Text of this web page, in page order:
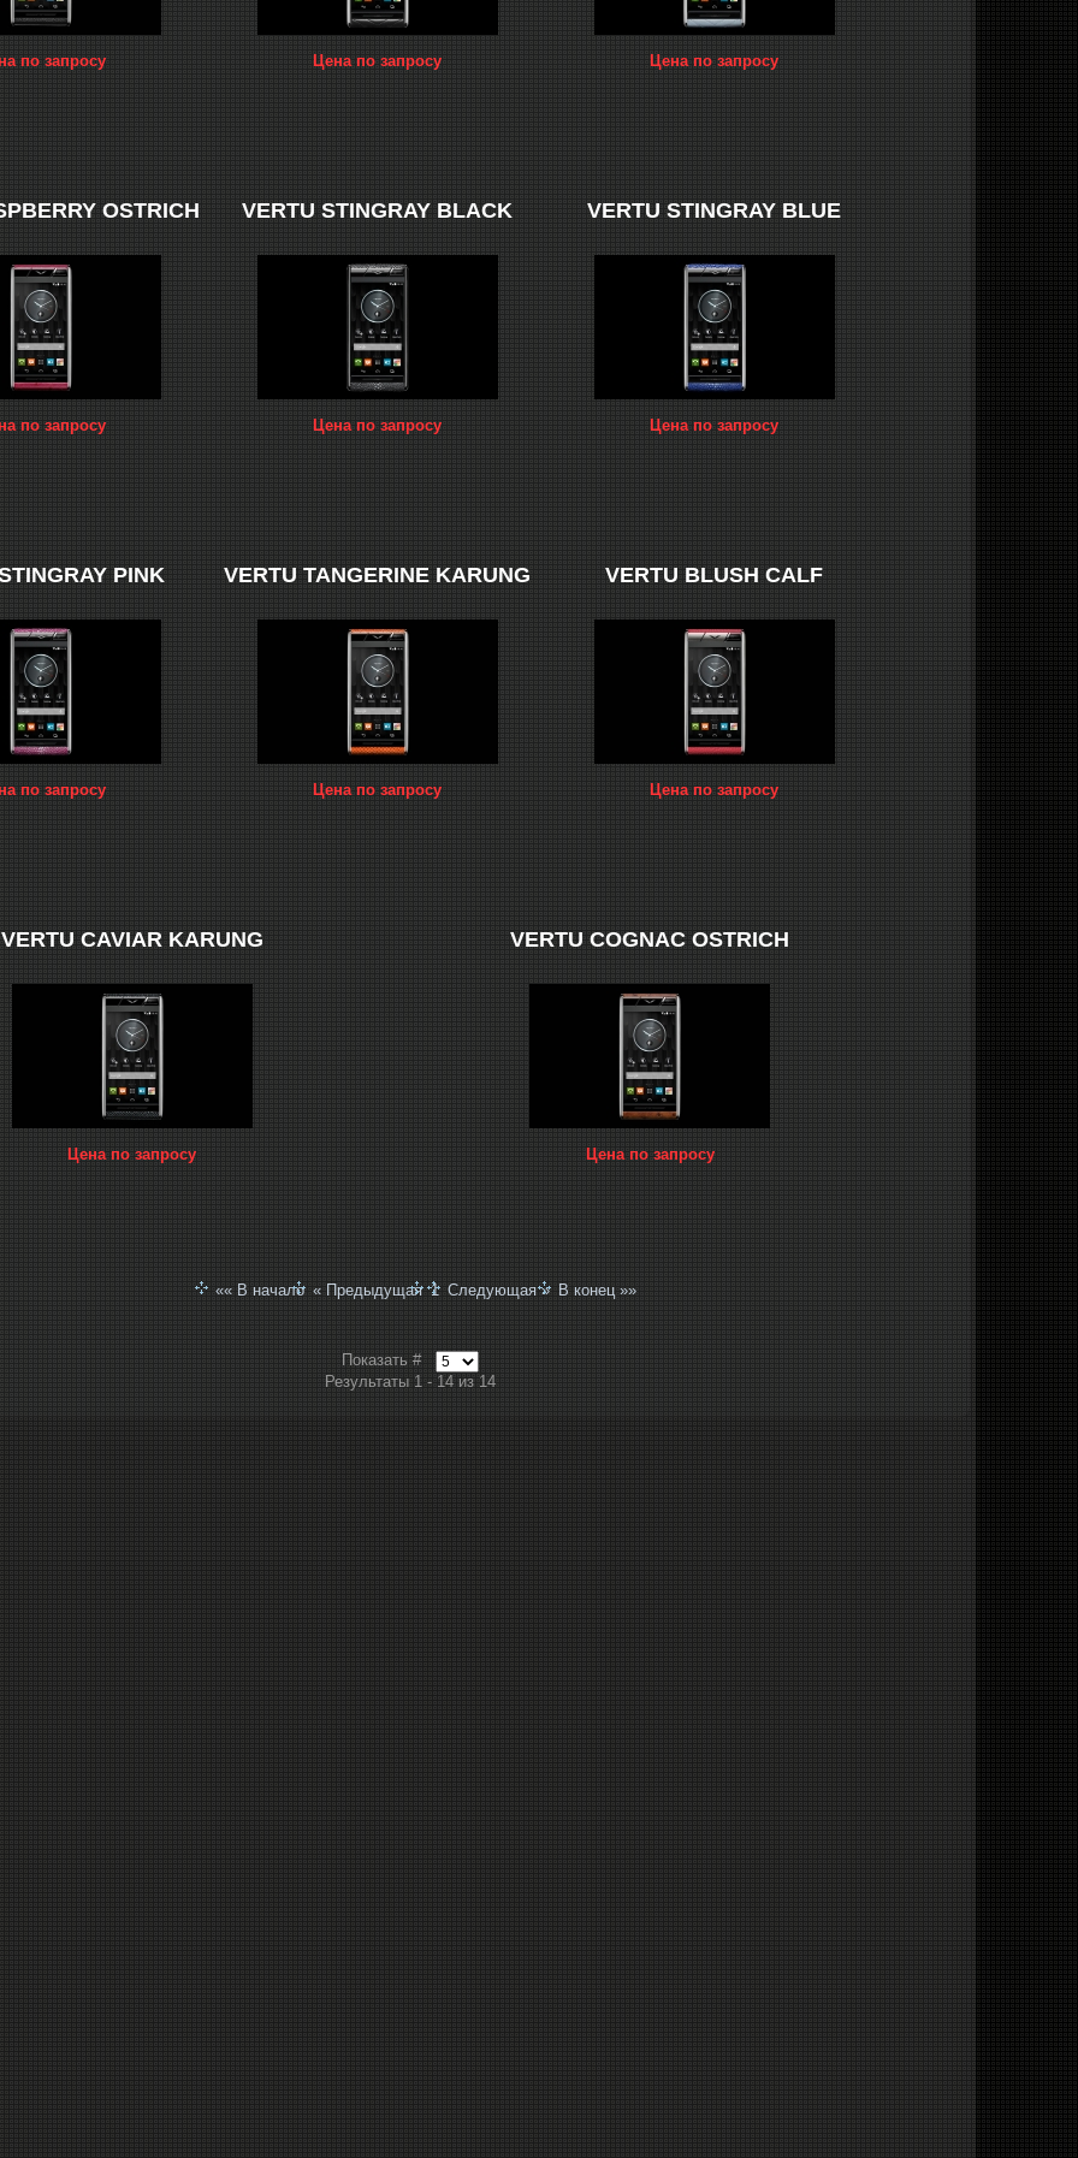
по запросу Цена по запросу Цена по запросу
OSTRICH
по запросу
VERTU STINGRAY BLACK
Цена по запросу
VERTU STINGRAY BLUE
Цена по запросу
PINK
по запросу
VERTU TANGERINE KARUNG
Цена по запросу
VERTU BLUSH CALF
Цена по запросу
VERTU CAVIAR KARUNG
Цена по запросу
VERTU COGNAC OSTRICH
Цена по запросу
«« В начало « Предыдущая 1 Следующая » В конец »»
Показать #
Результаты 1 - 14 из 14